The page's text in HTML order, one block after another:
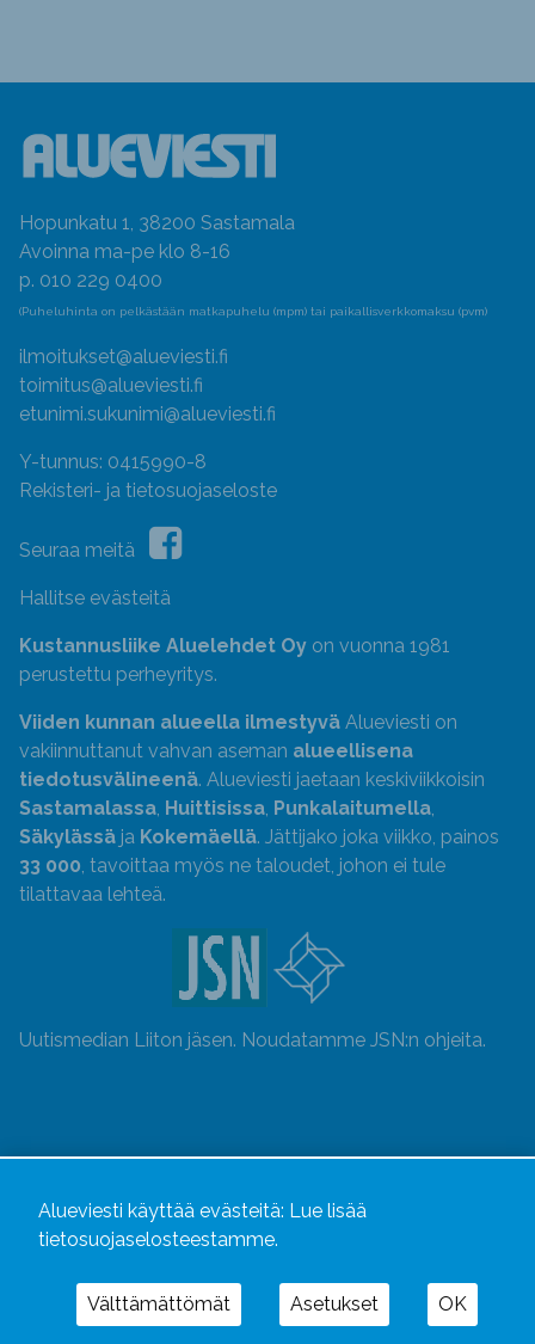
Hopunkatu 1, 38200 Sastamala
Avoinna ma-pe klo 8-16
p. 010 229 0400
(Puheluhinta on pelkästään matkapuhelu (mpm) tai paikallisverkkomaksu (pvm)
ilmoitukset@alueviesti.fi
toimitus@alueviesti.fi
etunimi.sukunimi@alueviesti.fi
Y-tunnus: 0415990-8
Rekisteri- ja tietosuojaseloste
Seuraa meitä
Hallitse evästeitä
Kustannusliike Aluelehdet Oy on vuonna 1981
perustettu perheyritys.
Viiden kunnan alueella ilmestyvä Alueviesti on
vakiinnuttanut vahvan aseman alueellisena
tiedotusvälineenä. Alueviesti jaetaan keskiviikkoisin
Sastamalassa, Huittisissa, Punkalaitumella,
Säkylässä ja Kokemäellä. Jättijako joka viikko, painos
33 000, tavoittaa myös ne taloudet, johon ei tule
tilattavaa lehteä.
Uutismedian Liiton jäsen. Noudatamme JSN:n ohjeita.
Alueviesti käyttää evästeitä: Lue lisää
tietosuojaselosteestamme.
Välttämättömät Asetukset OK